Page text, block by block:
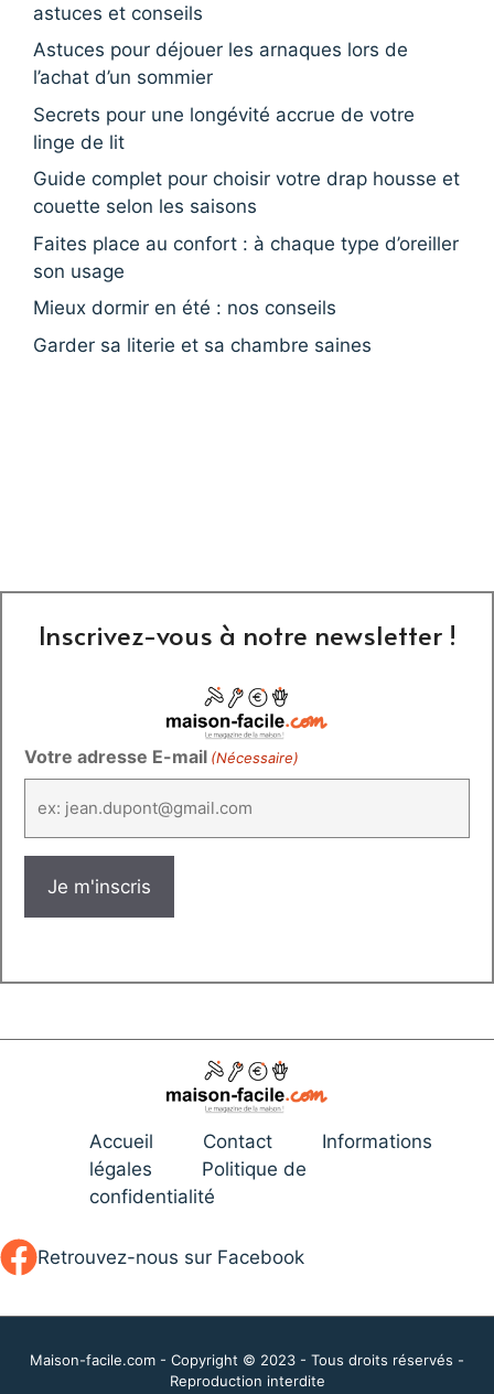
astuces et conseils
Astuces pour déjouer les arnaques lors de
l’achat d’un sommier
Secrets pour une longévité accrue de votre
linge de lit
Guide complet pour choisir votre drap housse et
couette selon les saisons
Faites place au confort : à chaque type d’oreiller
son usage
Mieux dormir en été : nos conseils
Garder sa literie et sa chambre saines
Inscrivez-vous à notre newsletter !
Votre adresse E-mail (Nécessaire)
Accueil Contact
Informations
légales
Politique de
confidentialité
Retrouvez-nous sur Facebook
Maison-facile.com - Copyright © 2023 - Tous droits réservés -
Reproduction interdite